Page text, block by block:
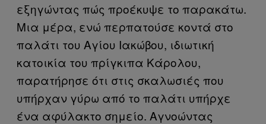
εξηγώντας πώς προέκυψε το παρακάτω.
Μια μέρα, ενώ περπατούσε κοντά στο
παλάτι του Αγίου Ιακώβου, ιδιωτική
κατοικία του πρίγκιπα Κάρολου,
παρατήρησε ότι στις σκαλωσιές που
υπήρχαν γύρω από το παλάτι υπήρχε
ένα αφύλακτο σημείο. Αγνοώντας